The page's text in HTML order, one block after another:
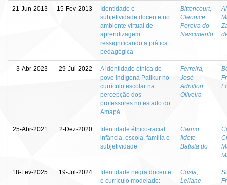
21-Jun-2013 15-Fev-2013
Identidade e
subjetividade docente no
ambiente virtual de
aprendizagem
ressignificando a prática
pedagógica
Bittencourt,
Cleonice
Pereira do
Nascimento
3-Abr-2023 29-Jul-2022
A identidade étnica do
povo indígena Palikur no
currículo escolar na
percepção dos
professores no estado do
Amapá
Ferreira,
José
Adnilton
Oliveira
25-Abr-2021 2-Dez-2020
Identidade étnico-racial :
infância, escola, família e
subjetividade
Carmo,
Ildete
Batista do
18-Fev-2025 19-Jul-2024
Identidade negra docente
e currículo modelado:
Costa,
Leilane